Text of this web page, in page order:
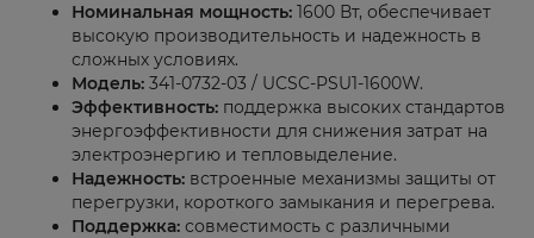
Номинальная мощность: 1600 Вт, обеспечивает
высокую производительность и надежность в
сложных условиях.
Модель: 341-0732-03 / UCSC-PSU1-1600W.
Эффективность: поддержка высоких стандартов
энергоэффективности для снижения затрат на
электроэнергию и тепловыделение.
Надежность: встроенные механизмы защиты от
перегрузки, короткого замыкания и перегрева.
Поддержка: совместимость с различными